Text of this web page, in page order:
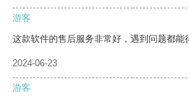
游客
这款软件的售后服务非常好，遇到问题都能
2024-06-23
游客